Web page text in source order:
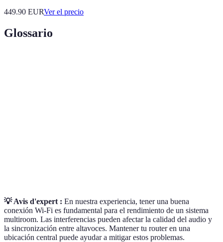
449.90 EURVer el precio
Glossario
💡 Avis d'expert : En nuestra experiencia, tener una buena
conexión Wi-Fi es fundamental para el rendimiento de un sistema
multiroom. Las interferencias pueden afectar la calidad del audio y
la sincronización entre altavoces. Mantener tu router en una
ubicación central puede ayudar a mitigar estos problemas.